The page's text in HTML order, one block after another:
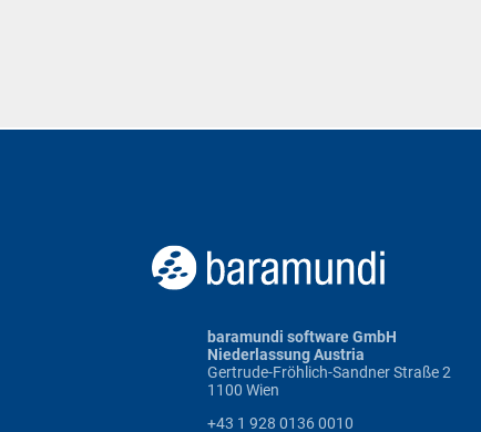
baramundi software GmbH
Niederlassung Austria
Gertrude-Fröhlich-Sandner Straße 2
1100 Wien
+43 1 928 0136 0010